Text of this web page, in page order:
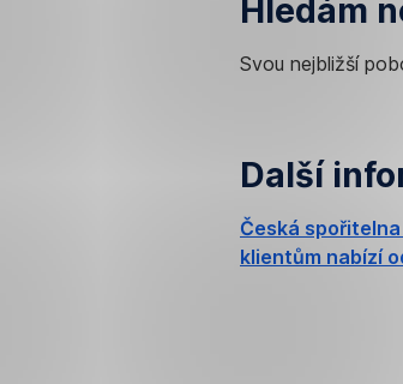
Hledám
Svou nejbližší
Další
Česká
klientům nabízí